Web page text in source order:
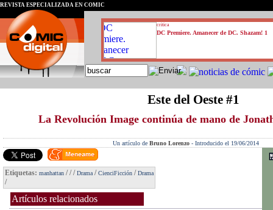
critica
DC Premiere. Amanecer de DC. Shazam! 1
REVISTA ESPECIALIZADA EN CÓMIC
Este del Oeste #1
La Revolución Image continúa de mano de
Un artículo de Bruno Lorenzo - Introducido el 19/06/2014
Etiquetas: manhattan ///Drama /CienciFicción /Drama
/
Artículos relacionados